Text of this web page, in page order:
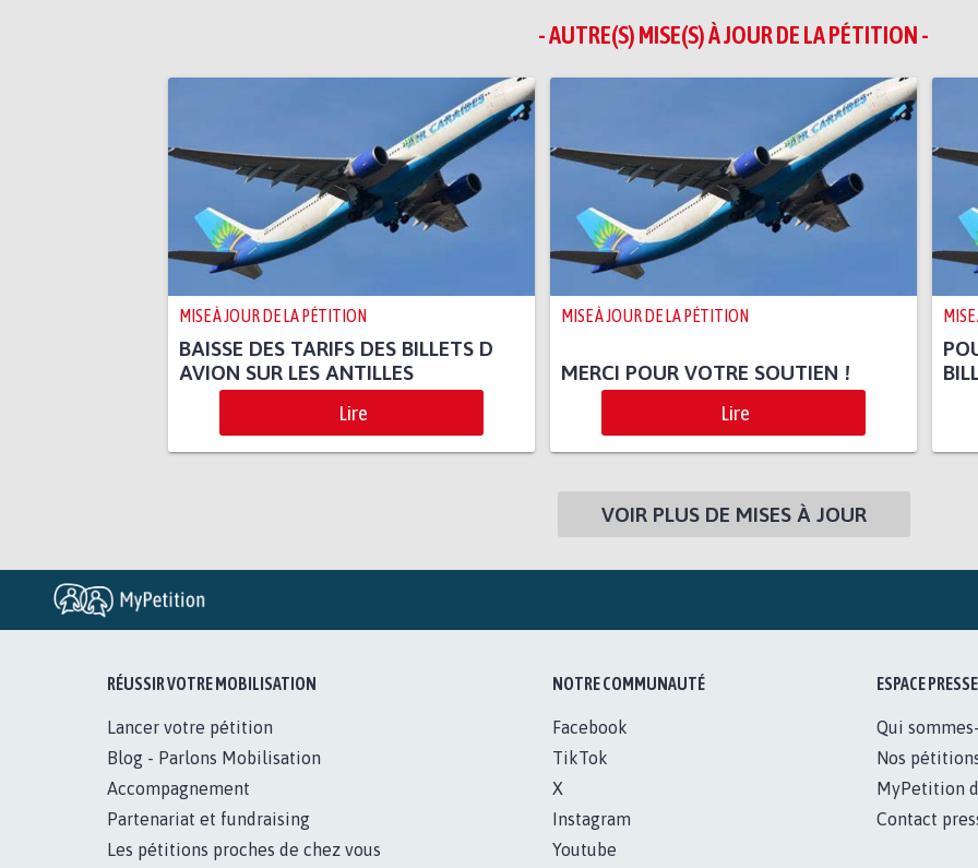
- AUTRE(S) MISE(S) À JOUR DE LA PÉTITION -
MISE À JOUR DE LA PÉTITION
BAISSE DES TARIFS DES BILLETS D
AVION SUR LES ANTILLES
Lire
MISE À JOUR DE LA PÉTITION
MERCI POUR VOTRE SOUTIEN !
Lire
VOIR PLUS DE MISES À JOUR
RÉUSSIR VOTRE MOBILISATION
Lancer votre pétition
Blog - Parlons Mobilisation
Accompagnement
Partenariat et fundraising
Les pétitions proches de chez vous
NOTRE COMMUNAUTÉ
Facebook
TikTok
X
Instagram
Youtube
ESPACE PRESSE
Qui
Nos
MyPetition
Contact